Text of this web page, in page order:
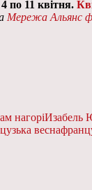
по 11 квітня.
Мережа Альянс
нагоріИзабель
весна